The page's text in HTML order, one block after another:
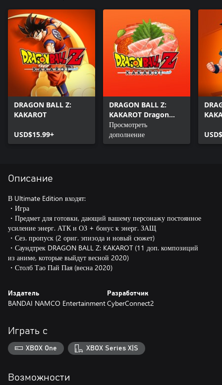
DRAGON BALL Z:
KAKAROT
USD$15.99+
DRAGON BALL Z:
KAKAROT Dragon
Palace Bowl
Просмотреть
дополнение
Описание
В Ultimate Edition входят:
・Игра
・Предмет для готовки, дающий вашему персонажу постоянное
усиление энерг. АТК и ОЗ + бонус к энерг. ЗАЩ
・Сез. пропуск (2 ориг. эпизода и новый сюжет)
・Саундтрек DRAGON BALL Z: KAKAROT (11 доп. композиций
из аниме, которые выйдут весной 2020)
・Столб Тао Пай Пая (весна 2020)
Издатель
BANDAI NAMCO Entertainment
Разработчик
CyberConnect2
Играть с
XBOX One XBOX Series X|S
Возможности